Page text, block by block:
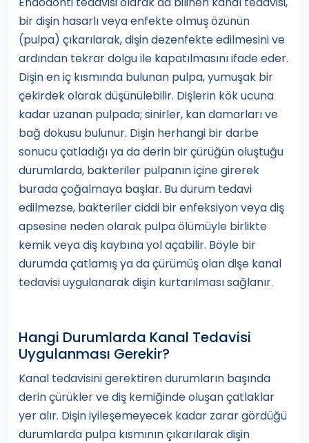
bir dişin hasarlı veya enfekte olmuş özünün
(pulpa) çıkarılarak, dişin dezenfekte edilmesini ve
ardından tekrar dolgu ile kapatılmasını ifade eder.
Dişin en iç kısmında bulunan pulpa, yumuşak bir
çekirdek olarak düşünülebilir. Dişlerin kök ucuna
kadar uzanan pulpada; sinirler, kan damarları ve
bağ dokusu bulunur. Dişin herhangi bir darbe
sonucu çatladığı ya da derin bir çürüğün oluştuğu
durumlarda, bakteriler pulpanın içine girerek
burada çoğalmaya başlar. Bu durum tedavi
edilmezse, bakteriler ciddi bir enfeksiyon veya diş
apsesine neden olarak pulpa ölümüyle birlikte
kemik veya diş kaybına yol açabilir. Böyle bir
durumda çatlamış ya da çürümüş olan dişe kanal
tedavisi uygulanarak dişin kurtarılması sağlanır.
Hangi Durumlarda Kanal Tedavisi
Uygulanması Gerekir?
Kanal tedavisini gerektiren durumların başında
derin çürükler ve diş kemiğinde oluşan çatlaklar
yer alır. Dişin iyileşemeyecek kadar zarar gördüğü
durumlarda pulpa kısmının çıkarılarak dişin